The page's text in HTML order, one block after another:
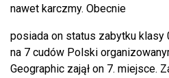
nawet karczmy. Obecnie
posiada on status zabytku klasy
na 7 cudów Polski
Geographic zajął on 7. miejsce.